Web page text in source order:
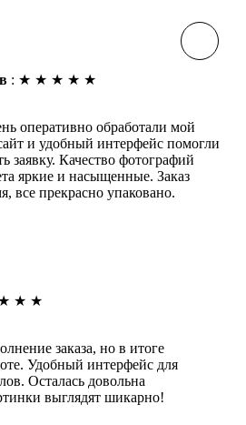
: ★ ★ ★ ★ ★
оперативно обработали мой
и удобный интерфейс помогли
заявку. Качество фотографий
яркие и насыщенные. Заказ
все прекрасно упаковано.
★ ★
заказа, но в итоге
Удобный интерфейс для
Осталась довольна
выглядят шикарно!